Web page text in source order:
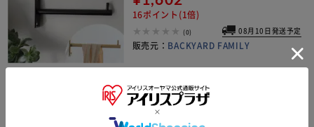
下 POSH LIVING ポッシュリ
16ポイント(1倍)
(0) 08月10日発送予定
販売元： BACKYARD FAMILY
販 フック ネジ止め 壁掛けフック 2kg
壁掛け金具 フックハンガー 壁掛け 収
納 オシャレ シンプル 引っ掛け 玄関 廊